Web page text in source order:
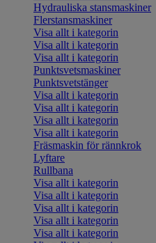
Hydrauliska stansmaskiner
Flerstansmaskiner
Visa allt i kategorin
Visa allt i kategorin
Visa allt i kategorin
Punktsvetsmaskiner
Punktsvetstänger
Visa allt i kategorin
Visa allt i kategorin
Visa allt i kategorin
Visa allt i kategorin
Fräsmaskin för rännkrok
Lyftare
Rullbana
Visa allt i kategorin
Visa allt i kategorin
Visa allt i kategorin
Visa allt i kategorin
Visa allt i kategorin